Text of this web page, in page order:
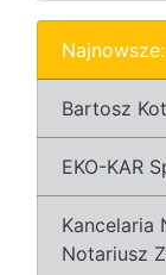
Najnowsze:
Bartosz
EKO-KAR
Kancelaria
Notariusz